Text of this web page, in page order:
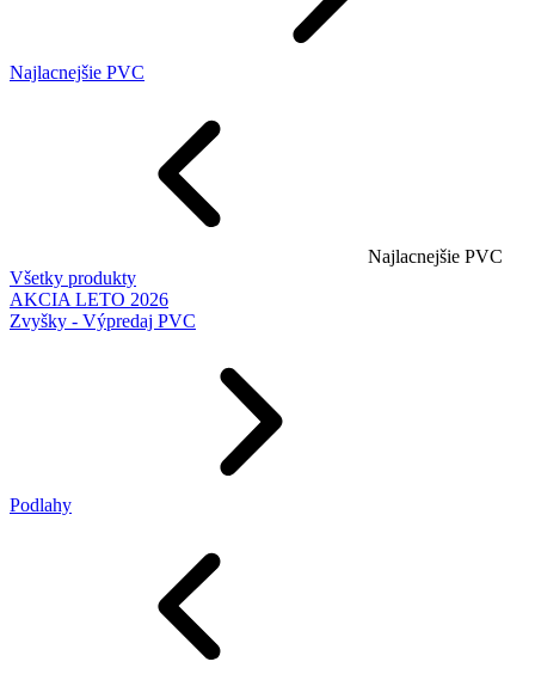
Najlacnejšie PVC
Najlacnejšie PVC
Všetky produkty
AKCIA LETO 2026
Zvyšky - Výpredaj PVC
Podlahy